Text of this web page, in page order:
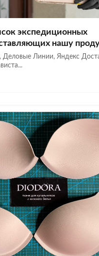
экспедиционных
нашу
Деловые Линии, Яндекс